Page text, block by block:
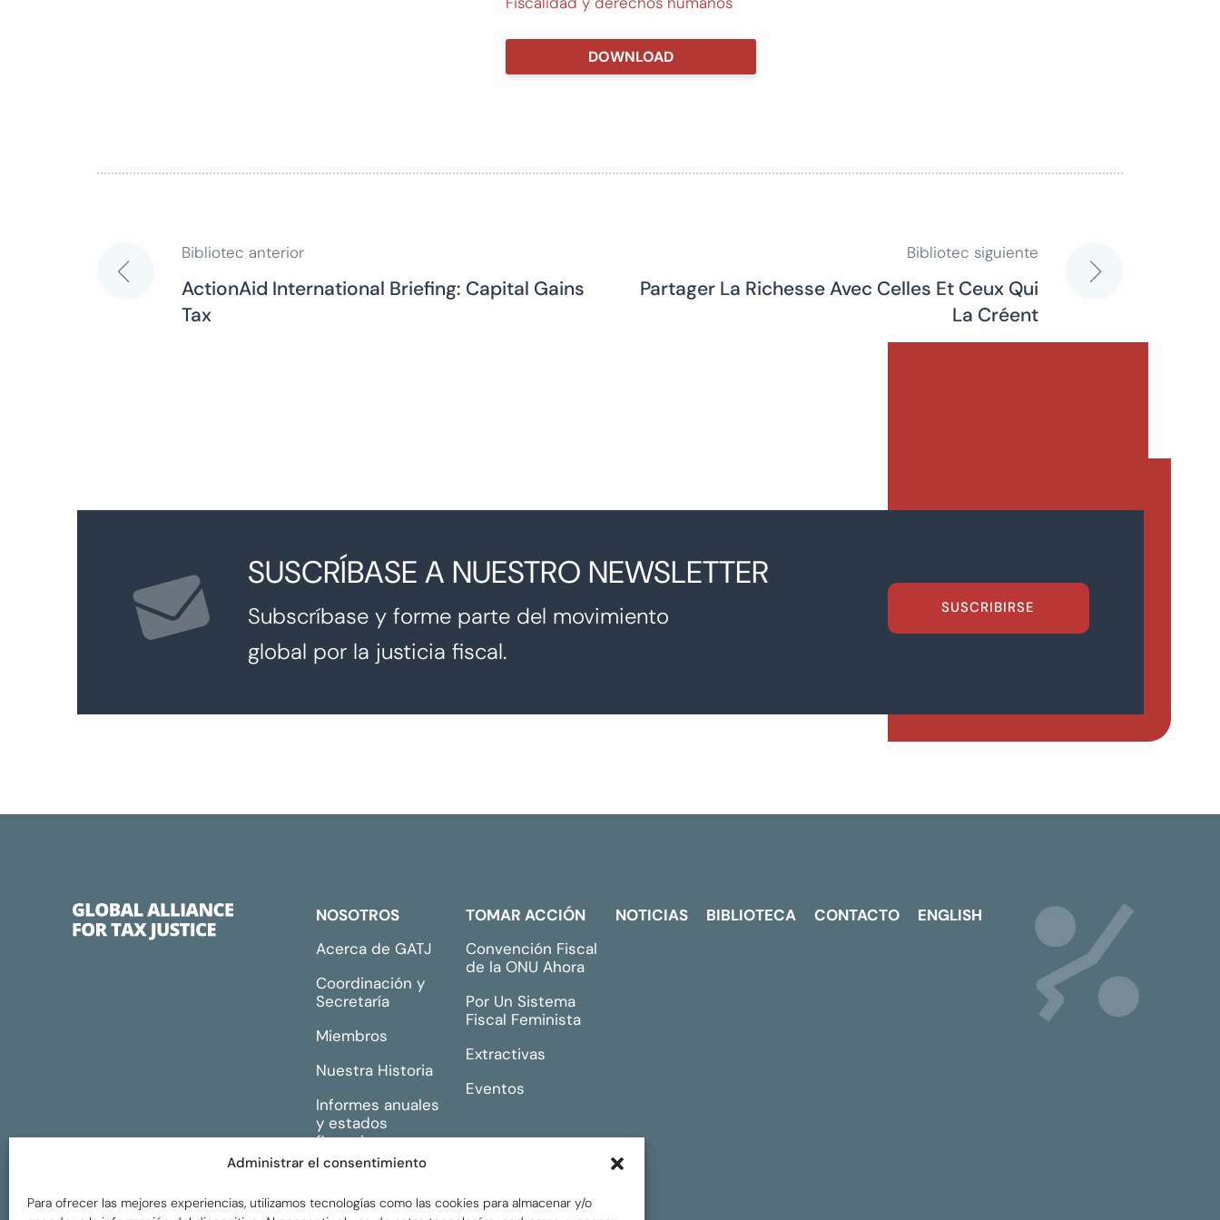
Administrar el consentimiento
Para ofrecer las mejores experiencias, utilizamos tecnologías como las cookies para almacenar y/o
DOWNLOAD
Navegación
Bibliotec anterior
ActionAid International Briefing: Capital Gains
Tax
Bibliotec siguiente
Partager La Richesse Avec Celles Et Ceux Qui
La Créent
SUSCRÍBASE A NUESTRO NEWSLETTER
Subscríbase y forme parte del movimiento
global por la justicia fiscal.
SUSCRIBIRSE
NOSOTROS
Acerca de GATJ
Coordinación y
Secretaría
Miembros
Nuestra Historia
Informes anuales
y estados
financieros
TOMAR ACCIÓN
Convención Fiscal
de la ONU Ahora
Por Un Sistema
Fiscal Feminista
Extractivas
Eventos
NOTICIAS BIBLIOTECA CONTACTO ENGLISH